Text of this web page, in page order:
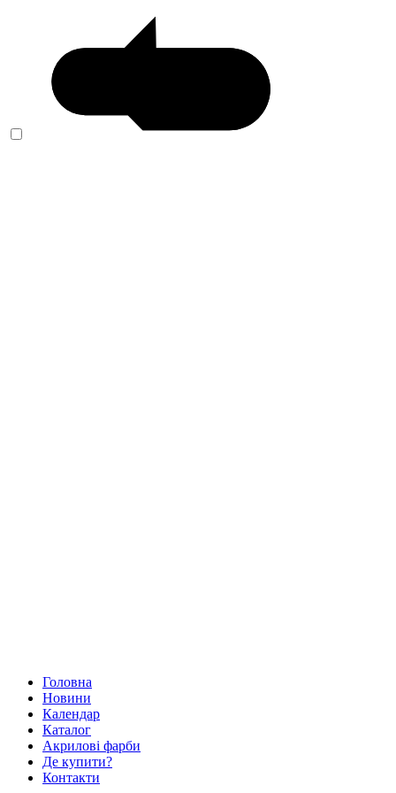
Головна
Новини
Календар
Каталог
Акрилові фарби
Де купити?
Контакти